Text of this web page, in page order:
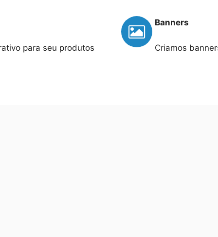
para seu produtos
Banners
Criamos